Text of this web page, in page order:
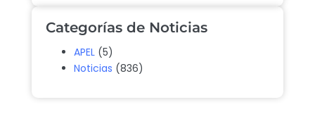
Categorías de Noticias
APEL (5)
Noticias (836)